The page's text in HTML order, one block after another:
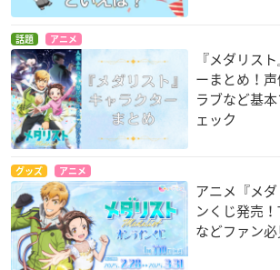
話題 アニメ
『メダリス
ーまとめ！
ラブなど基
ェック
グッズ アニメ
アニメ『メ
ンくじ発売
などファン